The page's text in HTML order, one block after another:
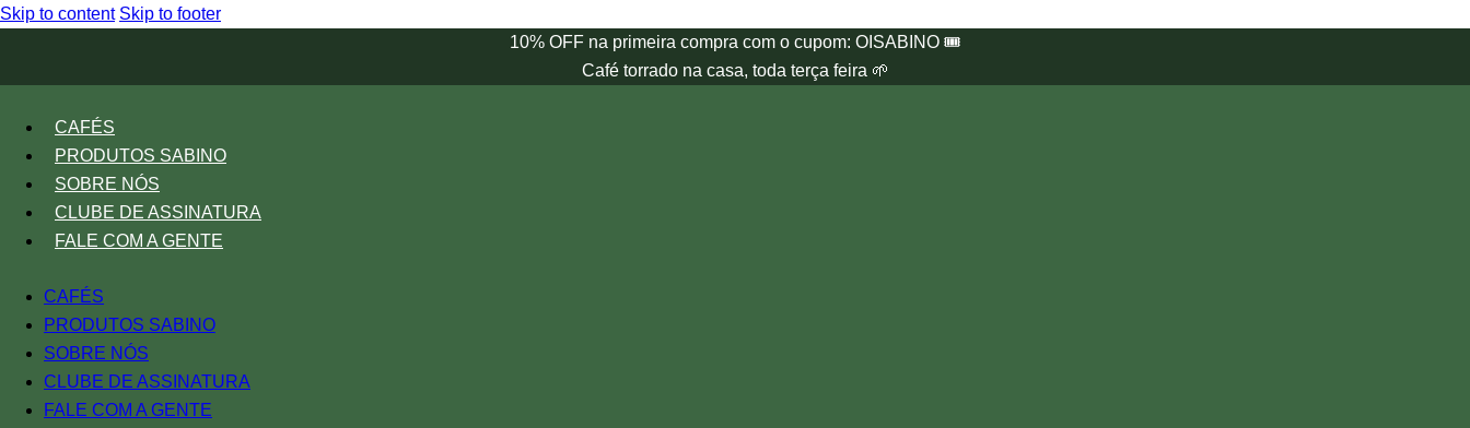
Skip to content Skip to footer
10% OFF na primeira compra com o cupom: OISABINO 🎟️
Café torrado na casa, toda terça feira 🌱
CAFÉS
PRODUTOS SABINO
SOBRE NÓS
CLUBE DE ASSINATURA
FALE COM A GENTE
CAFÉS
PRODUTOS SABINO
SOBRE NÓS
CLUBE DE ASSINATURA
FALE COM A GENTE